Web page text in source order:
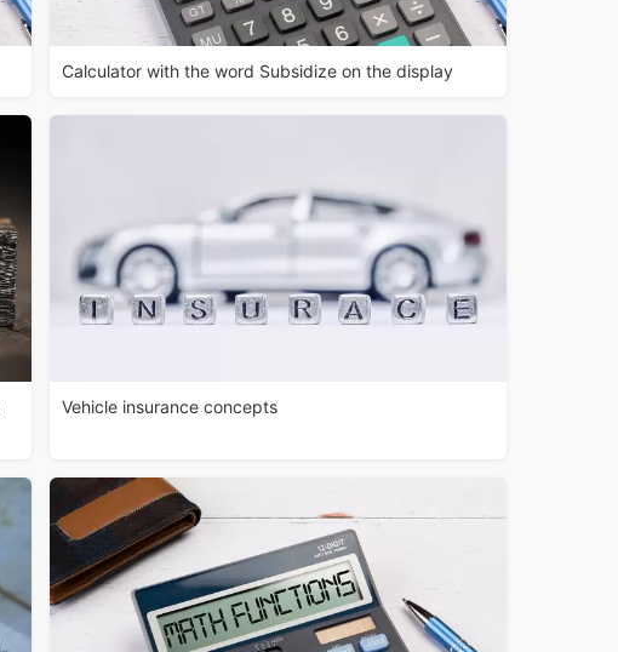
Calculator with the word Subsidize on the display
Vehicle insurance concepts